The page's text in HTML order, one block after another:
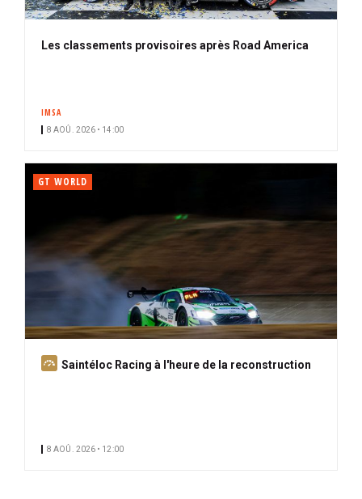
Les classements provisoires après Road America
IMSA
8 AOÛ. 2026 • 14:00
GT WORLD
A
Saintéloc Racing à l'heure de la reconstruction
8 AOÛ. 2026 • 12:00